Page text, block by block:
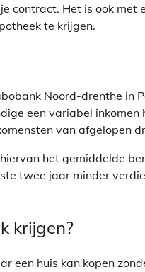
contract. Het is ook met
te krijgen.
Noord-drenthe in
een variabel
van afgelopen
het gemiddelde
twee jaar minder
krijgen?
een huis kan kopen